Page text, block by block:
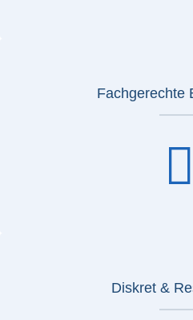
Fachgerechte
Diskret &